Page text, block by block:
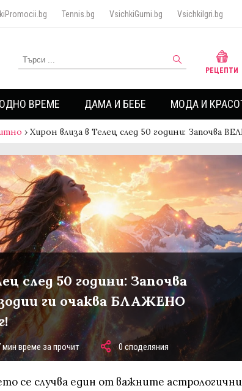
Tennis.bg VsichkiGumi.bg VsichkiIgri.bg
РЕЦЕПТИ
ВРЕМЕ ДАМА И БЕБЕ МОДА И
› Хирон влиза в Телец след 50 години: Започва
след 50 години: Започва
ги очаква БЛАЖЕНО
мин време за прочит 0 споделяния
се случва един от важните астрологични